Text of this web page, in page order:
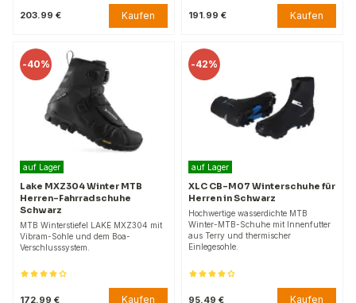
203.99 € Kaufen 191.99 € Kaufen
-40%
auf Lager
Lake MXZ304 Winter MTB
Herren-Fahrradschuhe
Schwarz
MTB Winterstiefel LAKE MXZ304 mit
Vibram-Sohle und dem Boa-
Verschlusssystem.
172.99 € Kaufen
-42%
auf Lager
XLC CB-M07 Winterschuhe für
Herren in Schwarz
Hochwertige wasserdichte MTB
Winter-MTB-Schuhe mit Innenfutter
aus Terry und thermischer
Einlegesohle.
95.49 € Kaufen